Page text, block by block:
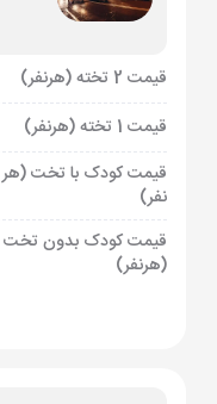
قیمت 2 تخته (هرنفر)
قیمت 1 تخته (هرنفر)
قیمت کودک با تخت (هر
نفر)
قیمت کودک بدون تخت
(هرنفر)